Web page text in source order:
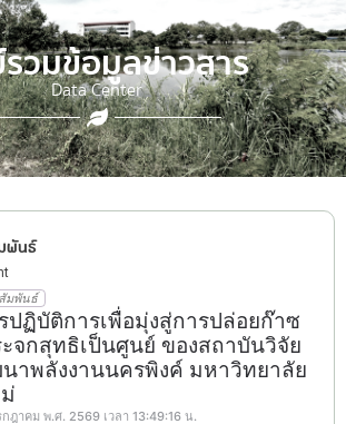
วมข้อมูลข่าวสาร
Data Center
พันธ์
มพันธ์
ปฏิบัติการเพื่อมุ่งสู่การปล่อยก๊าซ
ะจกสุทธิเป็นศูนย์ ของสถาบันวิจัย
าพลังงานนครพิงค์ มหาวิทยาลัย
ฎาคม พ.ศ. 2569 เวลา 13:49:16 น.